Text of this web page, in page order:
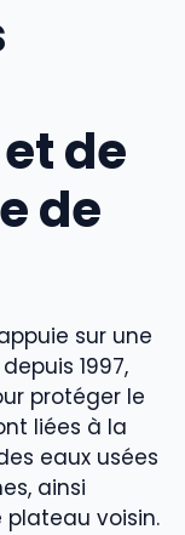
de
de
sur une
1997,
protéger le
liées à la
eaux usées
ainsi
plateau voisin.